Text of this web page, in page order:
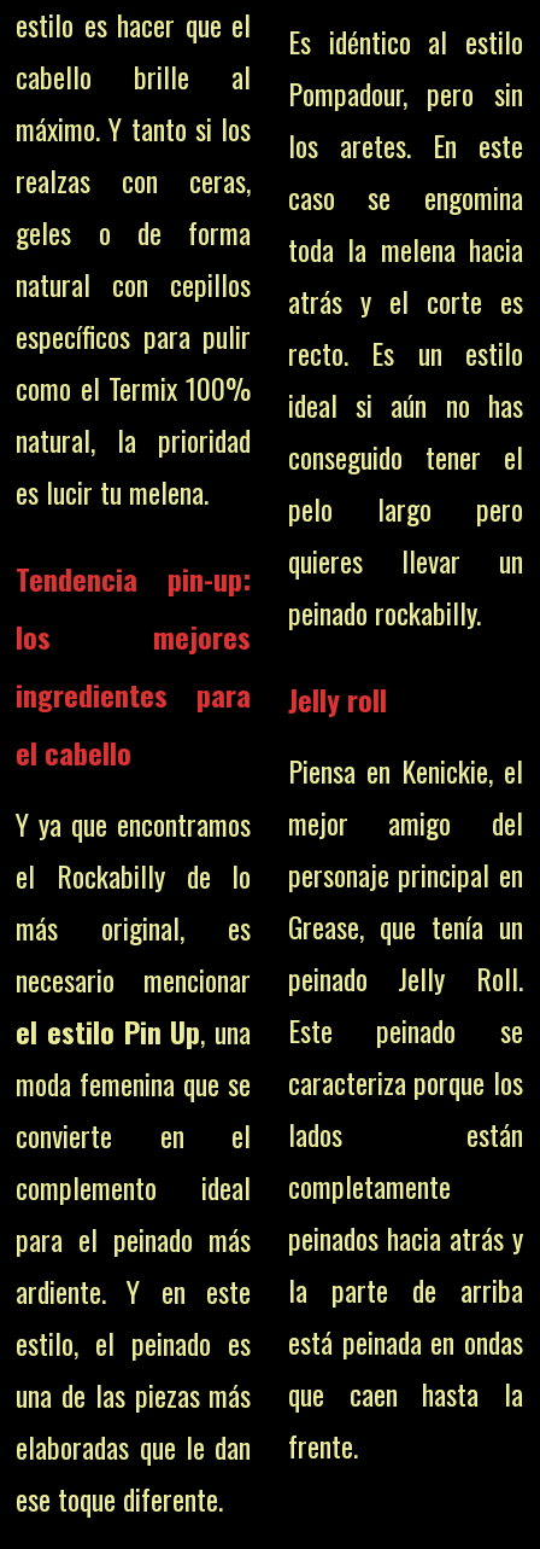
estilo es hacer que el
cabello brille al
máximo.Y tanto si los
realzas con ceras,
geles o de forma
natural con cepillos
específicos para pulir
como el Termix 100%
natural, la prioridad
es lucir tu melena.
Tendencia pin-up:
los mejores
ingredientes para
el cabello
Y ya que encontramos
el Rockabilly de lo
más original, es
necesario mencionar
el estilo Pin Up, una
moda femenina que se
convierte en el
complemento ideal
para el peinado más
ardiente.Y en este
estilo, el peinado es
una de las piezas más
elaboradas que le dan
ese toque diferente.
Es idéntico al estilo
Pompadour, pero sin
los aretes. En este
caso se engomina
toda la melena hacia
atrás y el corte es
recto. Es un estilo
ideal si aún no has
conseguido tener el
pelo largo pero
quieres llevar un
peinado rockabilly.
Jelly roll
Piensa en Kenickie, el
mejor amigo del
personaje principal en
Grease, que tenía un
peinado Jelly Roll.
Este peinado se
caracteriza porque los
lados están
completamente
peinados hacia atrás y
la parte de arriba
está peinada en ondas
que caen hasta la
frente.